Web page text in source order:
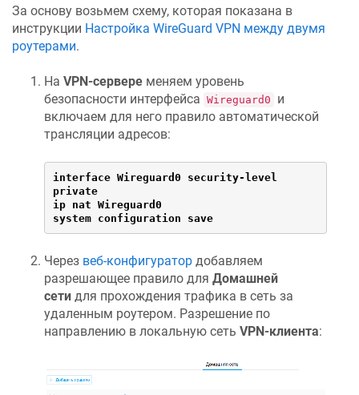
За основу возьмем схему, которая показана в
инструкции Настройка WireGuard VPN между двумя
роутерами.
На VPN-сервере меняем уровень
безопасности интерфейса Wireguard0
и
включаем для него правило автоматической
трансляции адресов:
interface Wireguard0 security-level
private
ip nat Wireguard0
system configuration save
Через веб-конфигуратор добавляем
разрешающее правило для Домашней
сети для прохождения трафика в сеть за
удаленным роутером. Разрешение по
направлению в локальную сеть VPN-клиента: